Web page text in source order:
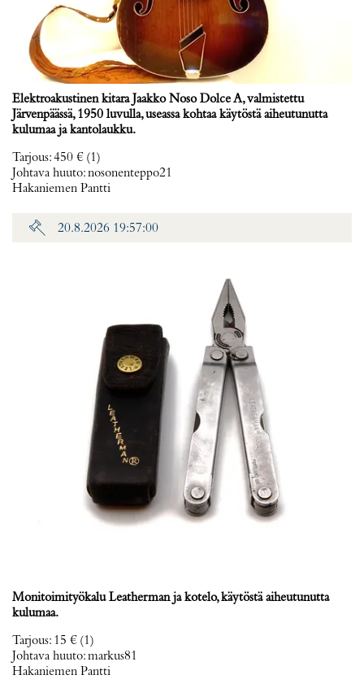
Elektroakustinen kitara Jaakko Noso Dolce A, valmistettu
Järvenpäässä, 1950 luvulla, useassa kohtaa käytöstä aiheutunutta
kulumaa ja kantolaukku.
Tarjous:450 € (1)
Johtava huuto:nosonenteppo21
Hakaniemen Pantti
20.8.2026 19:57:00
Monitoimityökalu Leatherman ja kotelo, käytöstä aiheutunutta
kulumaa.
Tarjous: 15 € (1)
Johtava huuto:markus81
Hakaniemen Pantti